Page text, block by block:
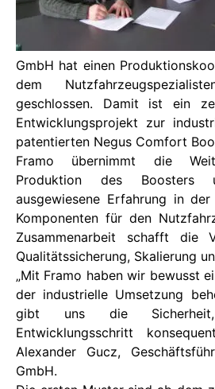
GmbH hat einen
dem
geschlossen. Damit ist ein
Entwicklungsprojekt zur
patentierten Negus Comfort
Framo übernimmt die
Produktion des Boosters
ausgewiesene Erfahrung in
Komponenten für den
Zusammenarbeit schafft die
Qualitätssicherung, Skalierung
„Mit Framo haben wir bewusst
der industrielle Umsetzung
gibt uns die
Entwicklungsschritt
Alexander Gucz,
GmbH.